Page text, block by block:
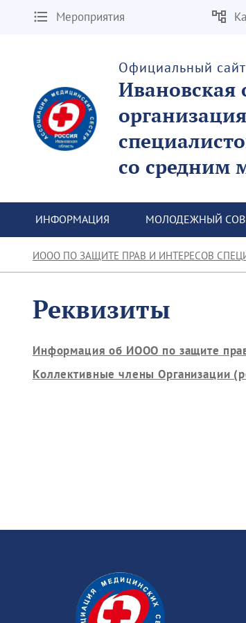
Мероприятия
Официальный сайт
Ивановская
со средним
ИНФОРМАЦИЯ МОЛОДЕЖНЫЙ
ИООО ПО ЗАЩИТЕ ПРАВ И ИНТЕРЕСОВ
Реквизиты
Информация об ИООО по защите
Коллективные члены Организации